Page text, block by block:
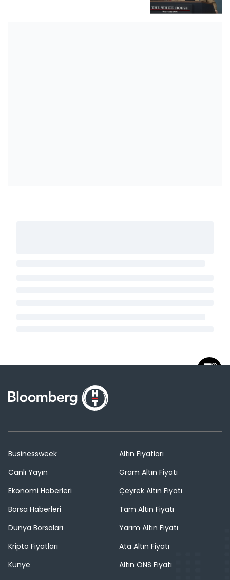
Businessweek
Canlı Yayın
Ekonomi Haberleri
Borsa Haberleri
Dünya Borsaları
Kripto Fiyatları
Künye
Altın Fiyatları
Gram Altın Fiyatı
Çeyrek Altın Fiyatı
Tam Altın Fiyatı
Yarım Altın Fiyatı
Ata Altın Fiyatı
Altın ONS Fiyatı